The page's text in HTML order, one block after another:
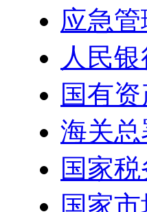
应急
人民
国有
海关总
国家
国家